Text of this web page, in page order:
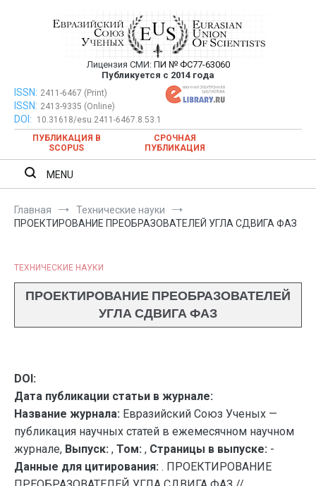
Евразийский Союз Ученых —
публикация научных статей в
ежемесячном научном журнале
Лицензия СМИ: ПИ № ФС77-63060
Публикуется с 2014 года
Евразийский Союз Ученых — публикация научных статей в
ежемесячном научном журнале
ISSN: 2411-6467 (Print)
ISSN: 2413-9335 (Online)
DOI:
10.31618/esu.2411-6467.8.53.1
ПУБЛИКАЦИЯ В
SCOPUS
СРОЧНАЯ
ПУБЛИКАЦИЯ
MENU
Главная
Технические науки
ПРОЕКТИРОВАНИЕ ПРЕОБРАЗОВАТЕЛЕЙ УГЛА СДВИГА ФАЗ
ТЕХНИЧЕСКИЕ НАУКИ
ПРОЕКТИРОВАНИЕ ПРЕОБРАЗОВАТЕЛЕЙ
УГЛА СДВИГА ФАЗ
DOI:
Дата публикации статьи в журнале:
Название журнала: Евразийский Союз Ученых —
публикация научных статей в ежемесячном научном
журнале, Выпуск: , Том: , Страницы в выпуске: -
Данные для цитирования: . ПРОЕКТИРОВАНИЕ